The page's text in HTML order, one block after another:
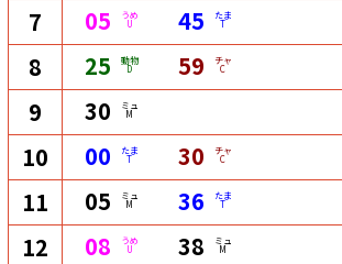
7 05 うめ
U 45 たま
T
8 25 動物
D 59 チャ
C
9 30 ミュ
M
10 00 たま
T 30 チャ
C
11 05 ミュ
M 36 たま
T
12 08 うめ
U 38 ミュ
M